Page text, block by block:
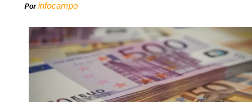
Porinfocampo